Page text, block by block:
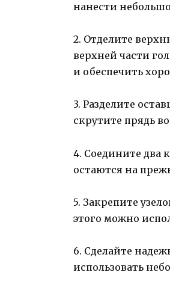
нанести
2. Отделите
верхней части
и обеспечить
3. Разделите
скрутите прядь
4. Соедините два
остаются на
5. Закрепите
этого можно
6. Сделайте
использовать